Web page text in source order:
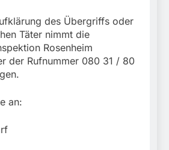
des Übergriffs oder
Täter nimmt die
Rosenheim
der Rufnummer 080 31 / 80
an: